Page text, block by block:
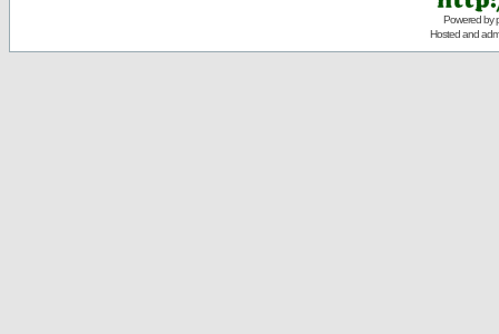
Powered by
Hosted and